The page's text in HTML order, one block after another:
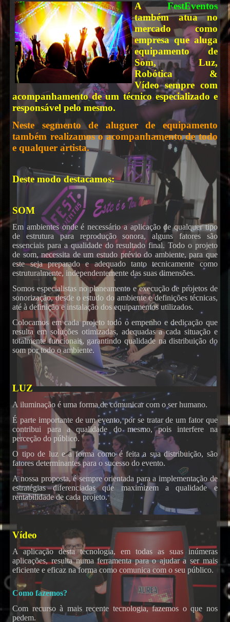
Karaoke
AFestEventos
também atua no
mercado como
empresa que aluga
equipamento de
Som, Luz,
Robótica &
Vídeo sempre com
acompanhamento de um técnico especializado e
responsável pelo mesmo.
Neste segmento de aluguer de equipamento
também realizamos o acompanhamento de todo
e qualquer artista.
Deste modo destacamos:
SOM
Em ambientes onde é necessário a aplicação de qualquer tipo
de estrutura para reprodução sonora, alguns fatores são
essenciais para a qualidade do resultado final. Todo o projeto
de som, necessita de um estudo prévio do ambiente, para que
este seja preparado e adequado tanto tecnicamente como
estruturalmente, independentemente das suas dimensões.
Somos especialistas no planeamento e execução de projetos de
sonorização, desde o estudo do ambiente e definições técnicas,
até à definição e instalação dos equipamentos utilizados.
Colocamos em cada projeto todo o empenho e dedicação que
resulta em soluções otimizadas, adequadas a cada situação e
totalmente funcionais, garantindo qualidade na distribuição do
som por todo o ambiente.
LUZ
A iluminação é uma forma de comunicar com o ser humano.
É parte importante de um evento, por se tratar de um fator que
contribui para a qualidade do mesmo, pois interfere na
perceção do público.
O tipo de luz e a forma como é feita a sua distribuição, são
fatores determinantes para o sucesso do evento.
A nossa proposta, é sempre orientada para a implementação de
estratégias diferenciadas que maximizem a qualidade e
rentabilidade de cada projeto.
Vídeo
A aplicação desta tecnologia, em todas as suas inúmeras
aplicações, resulta numa ferramenta para o ajudar a ser mais
eficiente e eficaz na forma como comunica com o seu público.
Como fazemos?
Com recurso à mais recente tecnologia, fazemos o que nos
pedem.